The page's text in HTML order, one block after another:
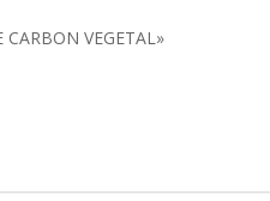
VEGETAL»